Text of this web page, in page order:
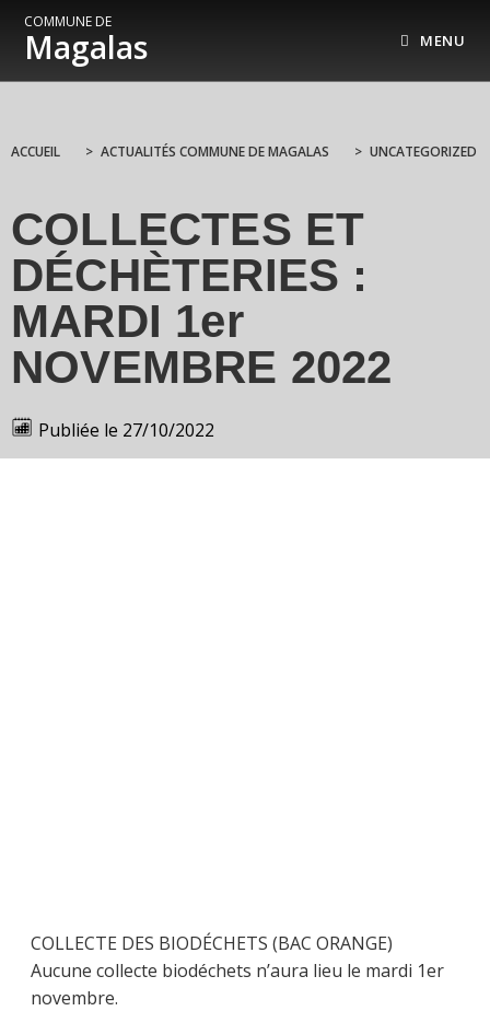
COMMUNE DE
Magalas MENU
ACCUEIL > ACTUALITÉS COMMUNE DE MAGALAS > UNCATEGORIZED
COLLECTES ET
DÉCHÈTERIES :
MARDI 1er
NOVEMBRE 2022
Publiée le 27/10/2022
COLLECTE DES BIODÉCHETS (BAC ORANGE)
Aucune collecte biodéchets n’aura lieu le mardi 1er
novembre.